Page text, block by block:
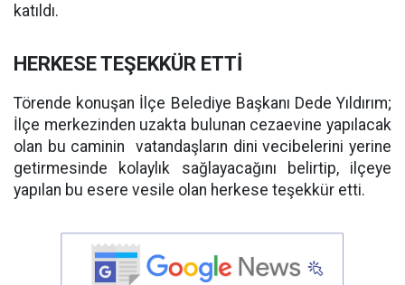
katıldı.
HERKESE TEŞEKKÜR ETTİ
Törende konuşan İlçe Belediye Başkanı Dede Yıldırım;
İlçe merkezinden uzakta bulunan cezaevine yapılacak
olan bu caminin vatandaşların dini vecibelerini yerine
getirmesinde kolaylık sağlayacağını belirtip, ilçeye
yapılan bu esere vesile olan herkese teşekkür etti.